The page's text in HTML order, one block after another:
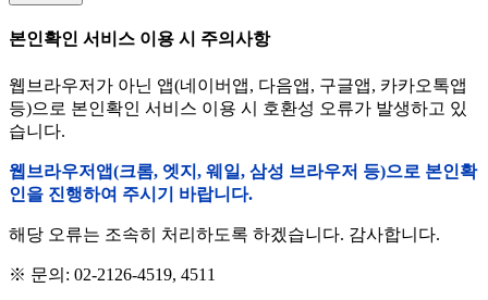
본인확인 서비스 이용 시 주의사항
웹브라우저가 아닌 앱(네이버앱, 다음앱, 구글앱, 카카오톡앱
등)으로 본인확인 서비스 이용 시 호환성 오류가 발생하고 있
습니다.
웹브라우저앱(크롬, 엣지, 웨일, 삼성 브라우저 등)으로 본인확
인을 진행하여 주시기 바랍니다.
해당 오류는 조속히 처리하도록 하겠습니다. 감사합니다.
※ 문의: 02-2126-4519, 4511